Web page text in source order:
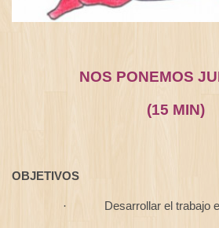
NOS PONEMOS
(15 MIN)
OBJETIVOS
· Desarrollar el trabajo